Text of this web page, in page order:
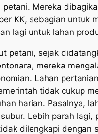
petani. Mereka
KK, sebagian untuk
lagi untuk lahan
petani, sejak
mereka
Lahan
tidak cukup
harian. Pasalnya,
Lebih parah lagi,
dilengkapi dengan